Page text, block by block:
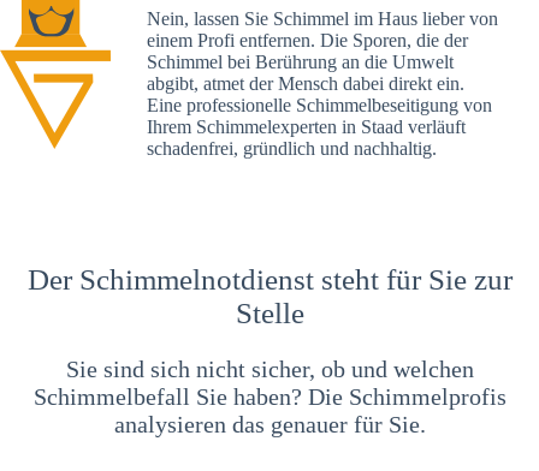
Nein, lassen Sie Schimmel im Haus lieber von
einem Profi entfernen. Die Sporen, die der
Schimmel bei Berührung an die Umwelt
abgibt, atmet der Mensch dabei direkt ein.
Eine professionelle Schimmelbeseitigung von
Ihrem Schimmelexperten in Staad verläuft
schadenfrei, gründlich und nachhaltig.
Der Schimmelnotdienst steht für Sie zur
Stelle
Sie sind sich nicht sicher, ob und welchen
Schimmelbefall Sie haben? Die Schimmelprofis
analysieren das genauer für Sie.